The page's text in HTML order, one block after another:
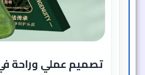
تصميم عملي وراحة